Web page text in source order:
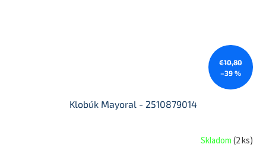
€10,80
–39 %
Klobúk Mayoral - 2510879014
Skladom(2 ks)